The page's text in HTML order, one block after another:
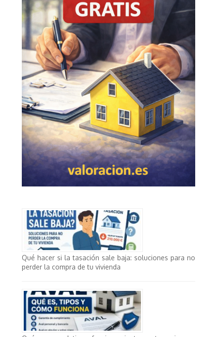
Qué hacer si la tasación sale baja: soluciones para no
perder la compra de tu vivienda